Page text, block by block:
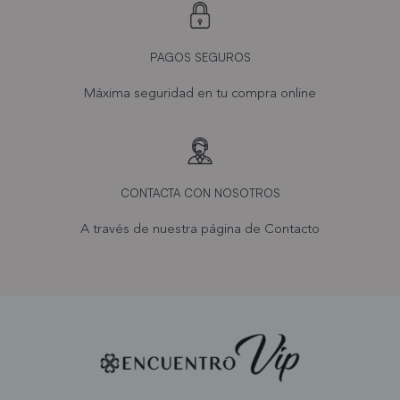
PAGOS SEGUROS
Máxima seguridad en tu compra online
CONTACTA CON NOSOTROS
A través de nuestra página de Contacto